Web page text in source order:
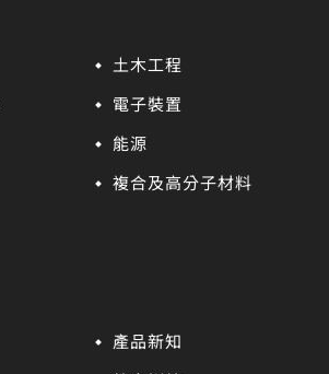
土木工程
電子裝置
能源
複合及高分子材料
產品新知